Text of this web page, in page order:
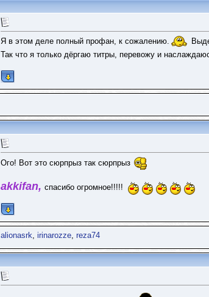
Я в этом деле полный профан, к сожалению.
Так что я только дёргаю титры, перевожу и
Ого! Вот это сюрпрыз так сюрпрыз
akkifan, спасибо огромное!!!!!
alionasrk, irinarozze, reza74